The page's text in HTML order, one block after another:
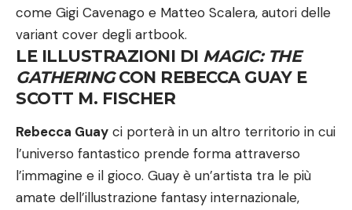
come Gigi Cavenago e Matteo Scalera, autori delle
variant cover degli artbook.
LE ILLUSTRAZIONI DI MAGIC: THE
GATHERINGCON REBECCA GUAY E
SCOTT M. FISCHER
Rebecca Guay ci porterà in un altro territorio in cui
l’universo fantastico prende forma attraverso
l’immagine e il gioco. Guay è un’artista tra le più
amate dell’illustrazione fantasy internazionale,